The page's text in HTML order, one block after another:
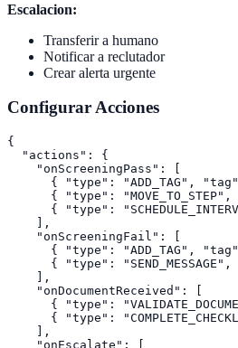
Escalacion:
Transferir a humano
Notificar a reclutador
Crear alerta urgente
Configurar Acciones
{
  "actions": {
    "onScreeningPass": [
{ "type": "ADD_TAG",
{ "type": "MOVE_TO_STEP",
{ "type":
    ],
    "onScreeningFail": [
{ "type": "ADD_TAG",
{ "type":
    ],
    "onDocumentReceived": [
{ "type":
{ "type":
    ],
    "onEscalate": [